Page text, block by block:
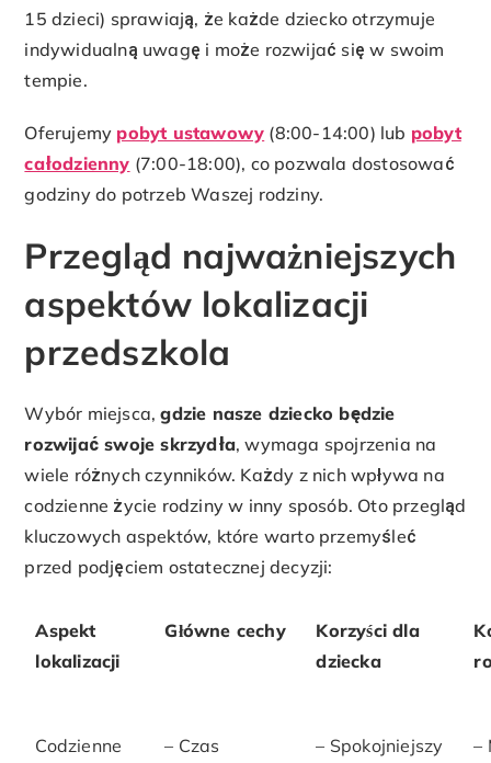
15 dzieci) sprawiają, że każde dziecko otrzymuje
indywidualną uwagę i może rozwijać się w swoim
tempie.
Oferujemy pobyt ustawowy (8:00-14:00) lub pobyt
całodzienny (7:00-18:00), co pozwala dostosować
godziny do potrzeb Waszej rodziny.
Przegląd najważniejszych
aspektów lokalizacji
przedszkola
Wybór miejsca,gdzie nasze dziecko będzie
rozwijać swoje skrzydła, wymaga spojrzenia na
wiele różnych czynników. Każdy z nich wpływa na
codzienne życie rodziny w inny sposób. Oto przegląd
kluczowych aspektów, które warto przemyśleć
przed podjęciem ostatecznej decyzji:
Aspekt
lokalizacji
Główne cechy
Korzyści dla
dziecka
Codzienne
– Czas
– Spokojniejszy
–